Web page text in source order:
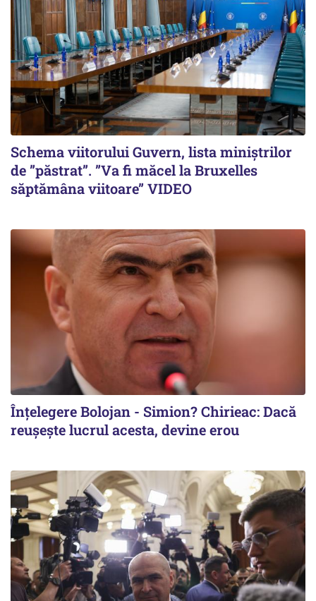
Schema viitorului Guvern, lista miniștrilor
de ”păstrat”. ”Va fi măcel la Bruxelles
săptămâna viitoare” VIDEO
Înțelegere Bolojan - Simion? Chirieac: Dacă
reușește lucrul acesta, devine erou